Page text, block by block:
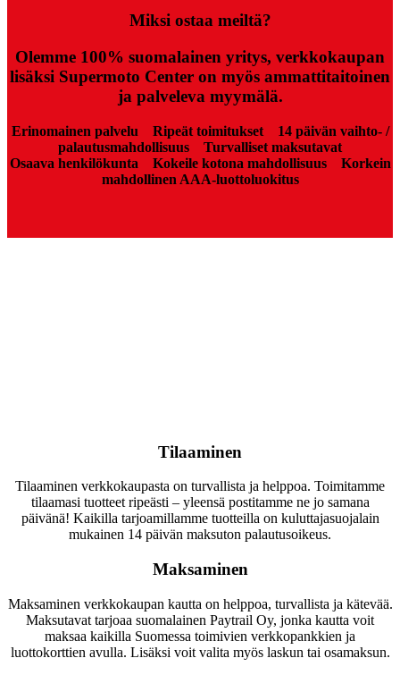
Miksi ostaa meiltä?
Olemme 100% suomalainen yritys, verkkokaupan
lisäksi Supermoto Center on myös ammattitaitoinen
ja palveleva myymälä.
Erinomainen palvelu Ripeät toimitukset 14 päivän vaihto- /
palautusmahdollisuus Turvalliset maksutavat
Osaava henkilökunta Kokeile kotona mahdollisuus Korkein
mahdollinen AAA-luottoluokitus
Tilaaminen
Tilaaminen verkkokaupasta on turvallista ja helppoa. Toimitamme
tilaamasi tuotteet ripeästi – yleensä postitamme ne jo samana
päivänä! Kaikilla tarjoamillamme tuotteilla on kuluttajasuojalain
mukainen 14 päivän maksuton palautusoikeus.
Maksaminen
Maksaminen verkkokaupan kautta on helppoa, turvallista ja kätevää.
Maksutavat tarjoaa suomalainen Paytrail Oy, jonka kautta voit
maksaa kaikilla Suomessa toimivien verkkopankkien ja
luottokorttien avulla. Lisäksi voit valita myös laskun tai osamaksun.